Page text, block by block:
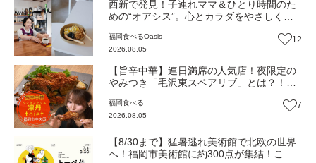
西新で発見！子連れママ＆ひとり時間のた
めの“オアシス”。心とカラダをやさしく解
西哥』（福岡市早良区）【Oasis~心の休息
地をめぐる旅~】
福岡食べるOasis
2026.08.05
12
【旨辛中華】連日満席の人気店！夜限定の
やみつき「毛沢東スペアリブ」とは？！
福岡食べる
2026.08.05
7
【8/30まで】猛暑逃れ美術館で北欧の世界
へ！福岡市美術館に約300点が集結！この